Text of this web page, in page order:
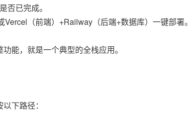
否已完成。
（前端）+Railway（后端+数据库）一键部署。
能，就是一个典型的全栈应用。
下路径：